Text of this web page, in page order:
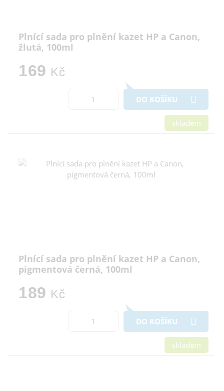
Plnící sada pro plnění kazet HP a Canon,
žlutá, 100ml
169 Kč
DO KOŠÍKU
skladem
Plnící sada pro plnění kazet HP a Canon,
pigmentová černá, 100ml
189 Kč
DO KOŠÍKU
skladem